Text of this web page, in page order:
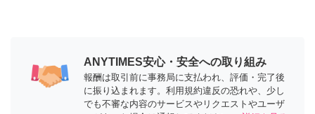
ANYTIMES安心・安全への取り組み
報酬は取引前に事務局に支払われ、評価・完了後
に振り込まれます。利用規約違反の恐れや、少し
でも不審な内容のサービスやリクエストやユーザ